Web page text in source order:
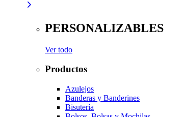
PERSONALIZABLES
Ver todo
Productos
Azulejos
Banderas y Banderines
Bisutería